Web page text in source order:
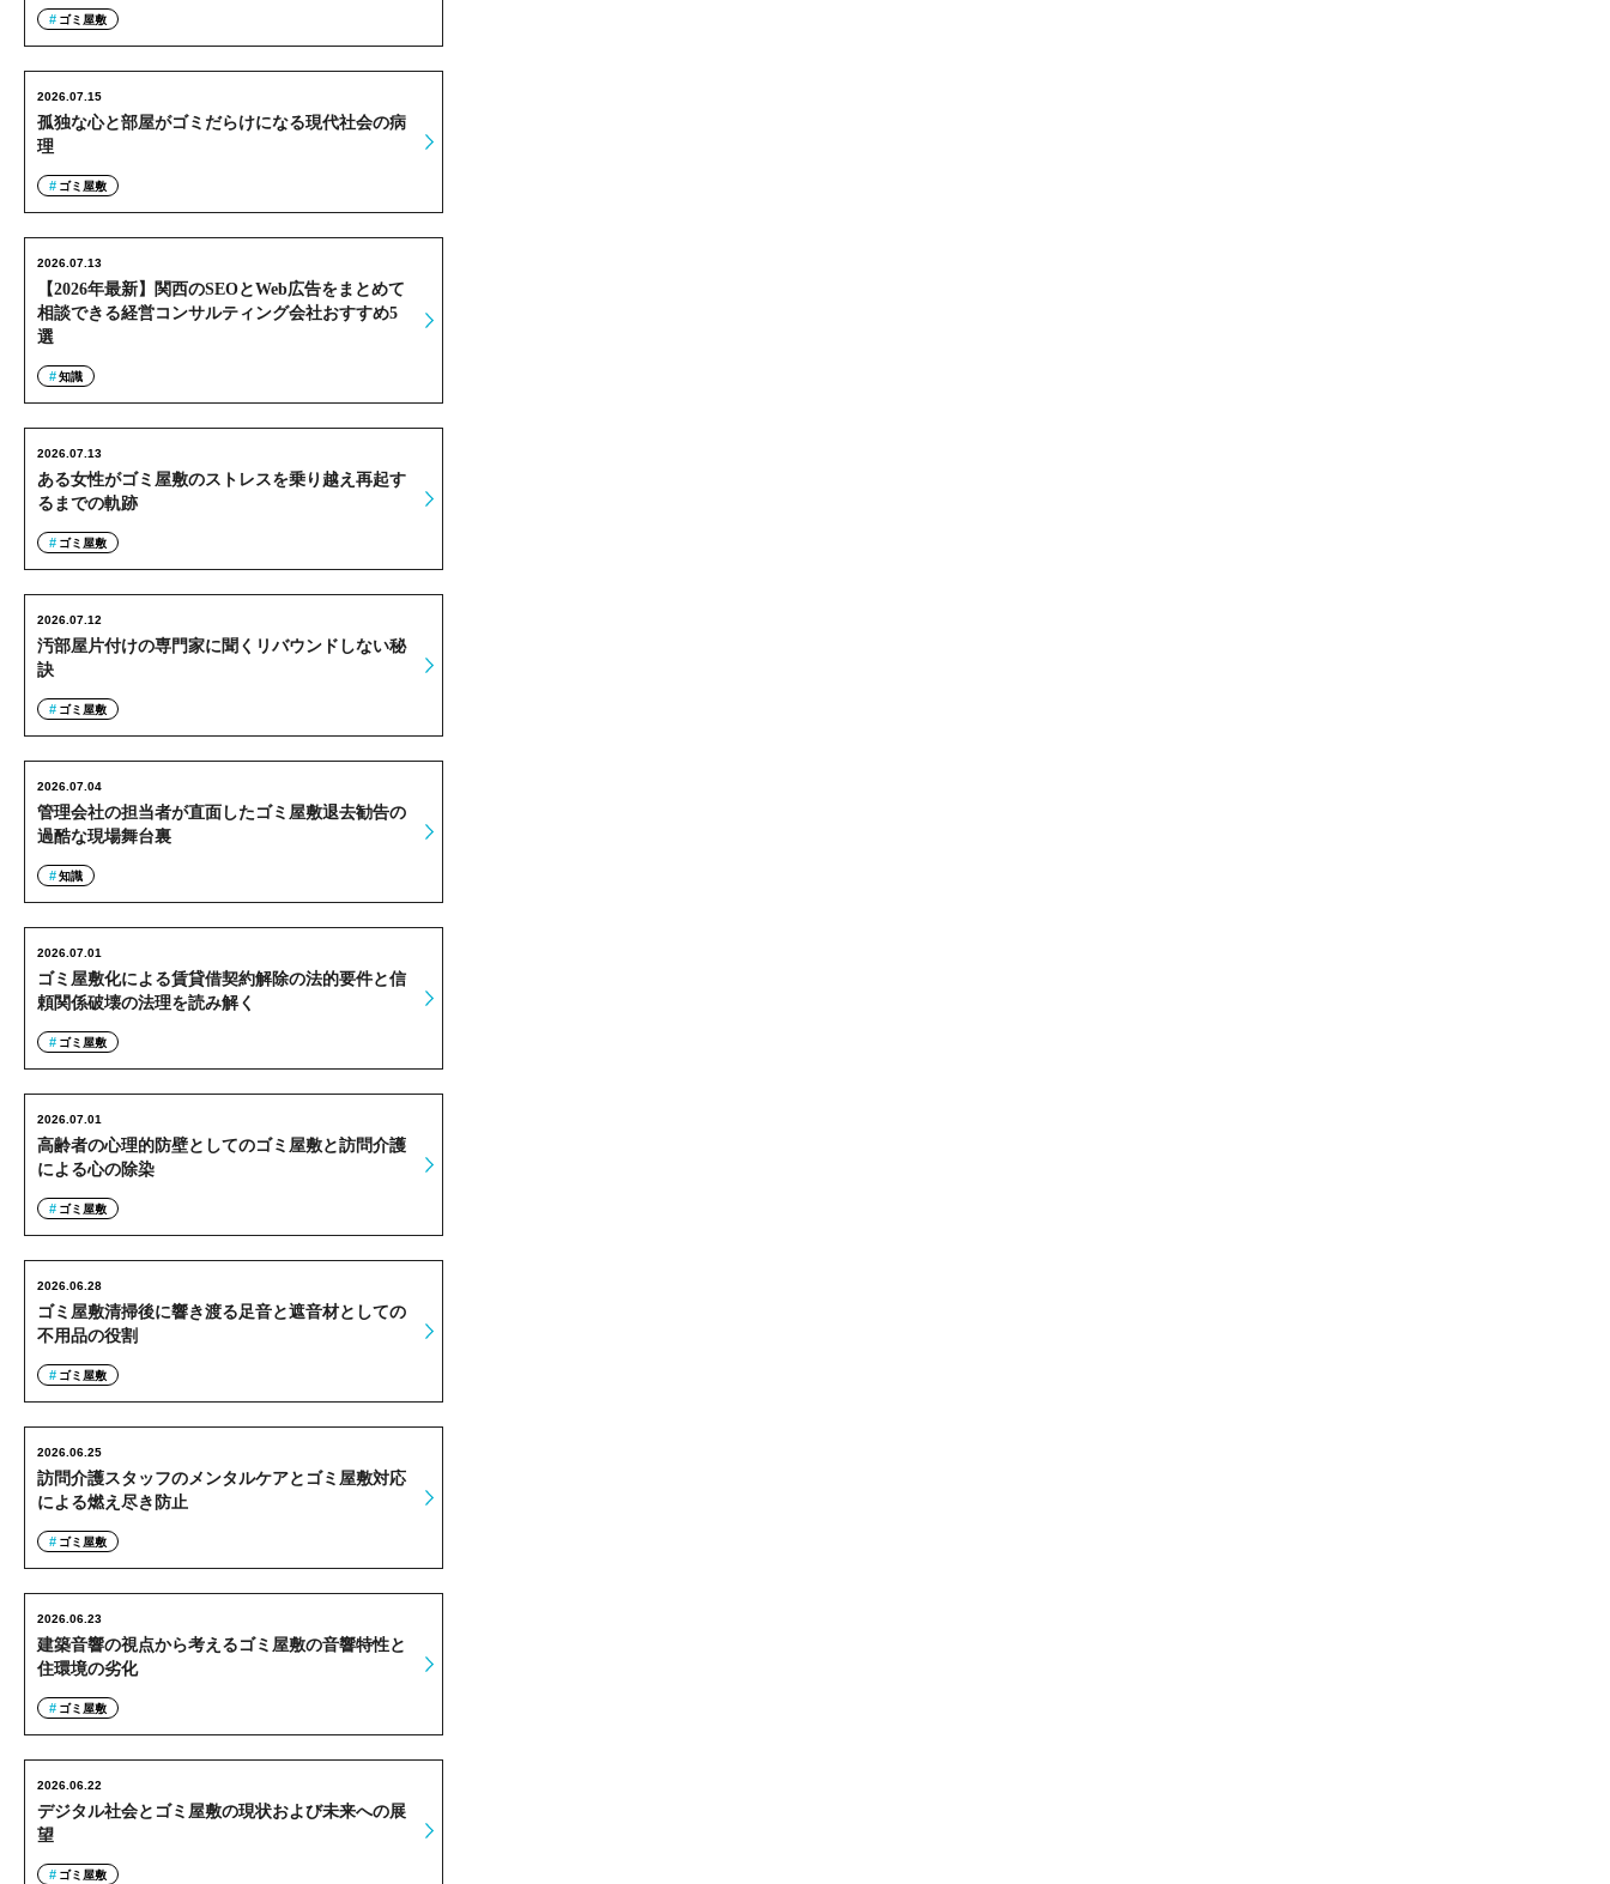
ゴミ屋敷
孤独な心と部屋がゴミだらけになる現代社会の病
理
2026.07.15
ゴミ屋敷
【2026年最新】関西のSEOとWeb広告をまとめて
相談できる経営コンサルティング会社おすすめ5
選
2026.07.13
知識
ある女性がゴミ屋敷のストレスを乗り越え再起す
るまでの軌跡
2026.07.13
ゴミ屋敷
汚部屋片付けの専門家に聞くリバウンドしない秘
訣
2026.07.12
ゴミ屋敷
管理会社の担当者が直面したゴミ屋敷退去勧告の
過酷な現場舞台裏
2026.07.04
知識
ゴミ屋敷化による賃貸借契約解除の法的要件と信
頼関係破壊の法理を読み解く
2026.07.01
ゴミ屋敷
高齢者の心理的防壁としてのゴミ屋敷と訪問介護
による心の除染
2026.07.01
ゴミ屋敷
ゴミ屋敷清掃後に響き渡る足音と遮音材としての
不用品の役割
2026.06.28
ゴミ屋敷
訪問介護スタッフのメンタルケアとゴミ屋敷対応
による燃え尽き防止
2026.06.25
ゴミ屋敷
建築音響の視点から考えるゴミ屋敷の音響特性と
住環境の劣化
2026.06.23
ゴミ屋敷
デジタル社会とゴミ屋敷の現状および未来への展
望
2026.06.22
ゴミ屋敷